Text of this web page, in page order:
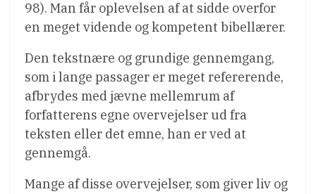
98). Man får oplevelsen af at sidde overfor
en meget vidende og kompetent bibellærer.
Den tekstnære og grundige gennemgang,
som i lange passager er meget refererende,
afbrydes med jævne mellemrum af
forfatterens egne overvejelser ud fra
teksten eller det emne, han er ved at
gennemgå.
Mange af disse overvejelser, som giver liv og